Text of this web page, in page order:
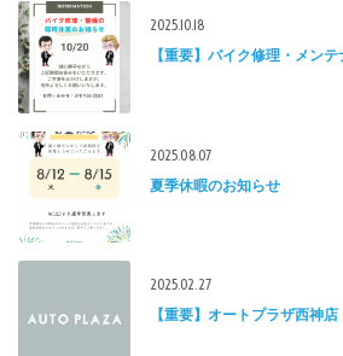
2025.10.18
【重要】バイク修理・メン
2025.08.07
夏季休暇のお知らせ
2025.02.27
【重要】オートプラザ西神